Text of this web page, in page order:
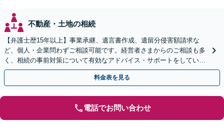
不動産・土地の相続
【弁護士歴15年以上】事業承継、遺言書作成、遺留分侵害額請求な
ど、個人・企業問わずご相談可能です。経営者さまからのご相談も多
く、相続の事前対策について有効なアドバイス・サポートをしていま
す。ぜひご相談ください。【セカンドオピニオン対応可】
料金表を見る
電話でお問い合わせ